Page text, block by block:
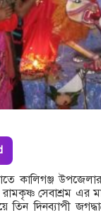
কালিগঞ্জ
সেবাশ্রম এর
তিন দিনব্যাপী